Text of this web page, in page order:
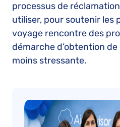
processus de
utiliser, pour soutenir les
voyage rencontre des
démarche d’obtention
moins stressante.